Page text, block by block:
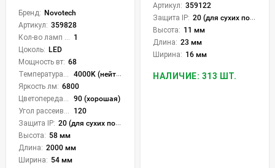
Бренд: Novotech
Артикул: 359828
1
Цоколь: LED
Мощность вт: 68
4000K (нейтральный)
Яркость лм: 6800
90 (хорошая)
120
Защита IP: 20 (для сухих пом.)
Высота: 58 мм
Длина: 2000 мм
Ширина: 54 мм
Артикул: 359122
Защита IP: 20 (для сухих пом.)
Высота: 11 мм
Длина: 23 мм
Ширина: 16 мм
НАЛИЧИЕ: 313 ШТ.